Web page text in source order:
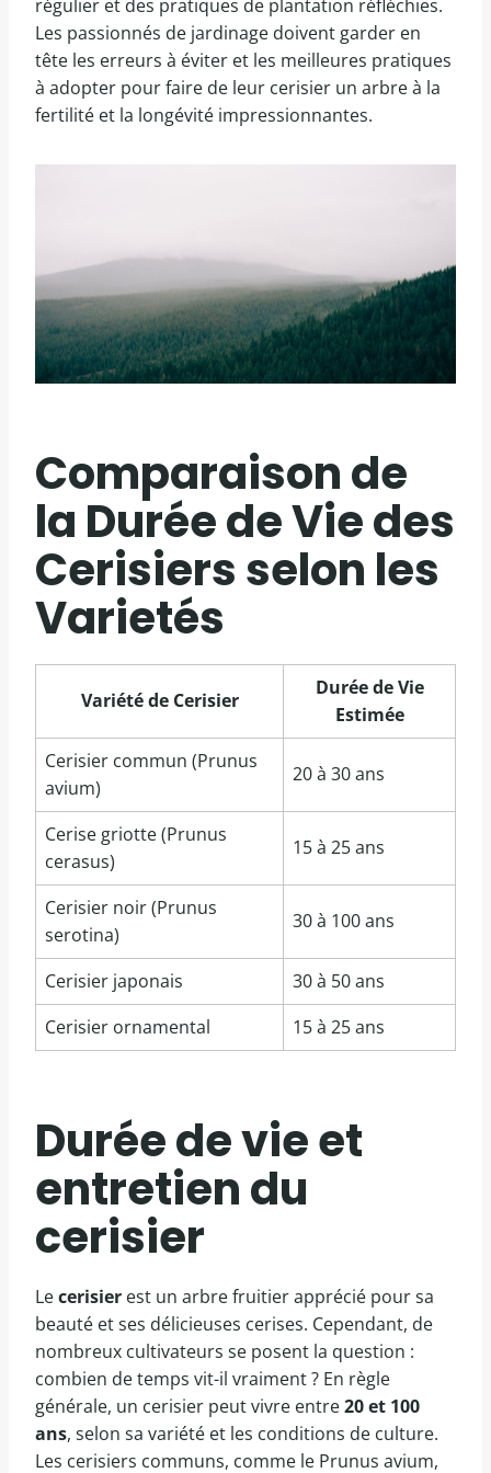
régulier et des pratiques de plantation réfléchies.
Les passionnés de jardinage doivent garder en
tête les erreurs à éviter et les meilleures pratiques
à adopter pour faire de leur cerisier un arbre à la
fertilité et la longévité impressionnantes.
Comparaison de
la Durée de Vie des
Cerisiers selon les
Varietés
Variété de Cerisier
Durée de Vie
Estimée
Cerisier commun (Prunus
avium)
20 à 30 ans
Cerise griotte (Prunus
cerasus)
15 à 25 ans
Cerisier noir (Prunus
serotina)
30 à 100 ans
Cerisier japonais
30 à 50 ans
Cerisier ornamental
15 à 25 ans
Durée de vie et
entretien du
cerisier
Lecerisier est un arbre fruitier apprécié pour sa
beauté et ses délicieuses cerises. Cependant, de
nombreux cultivateurs se posent la question :
combien de temps vit-il vraiment ? En règle
générale, un cerisier peut vivre entre20 et 100
ans, selon sa variété et les conditions de culture.
Les cerisiers communs, comme le Prunus avium,